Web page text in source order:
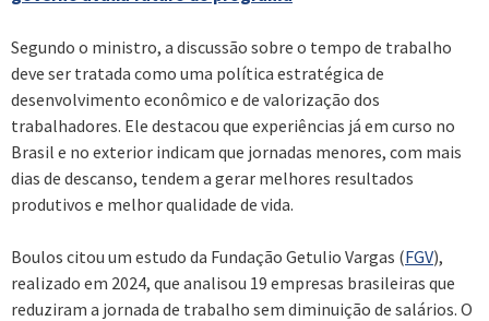
Segundo o ministro, a discussão sobre o tempo de trabalho
deve ser tratada como uma política estratégica de
desenvolvimento econômico e de valorização dos
trabalhadores. Ele destacou que experiências já em curso no
Brasil e no exterior indicam que jornadas menores, com mais
dias de descanso, tendem a gerar melhores resultados
produtivos e melhor qualidade de vida.
Boulos citou um estudo da Fundação Getulio Vargas (FGV),
realizado em 2024, que analisou 19 empresas brasileiras que
reduziram a jornada de trabalho sem diminuição de salários. O